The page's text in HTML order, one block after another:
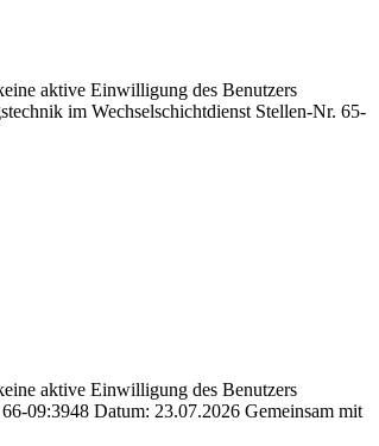
aktive Einwilligung des Benutzers
im Wechselschichtdienst Stellen-Nr. 65-
aktive Einwilligung des Benutzers
09:3948 Datum: 23.07.2026 Gemeinsam mit